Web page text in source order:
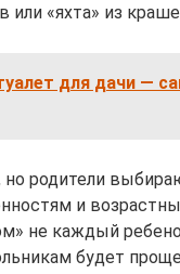
или «яхта» из
для дачи —
но родители
и
не каждый
будет проще